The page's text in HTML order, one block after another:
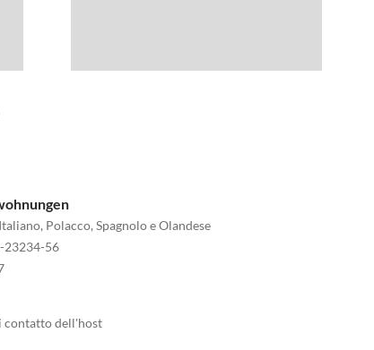
Polacco, Spagnolo e Olandese
23234-56
contatto dell'host